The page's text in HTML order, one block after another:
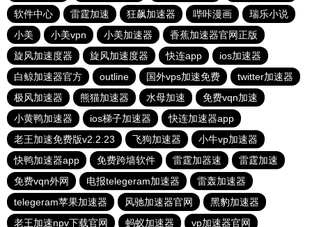
软件中心
雷霆加速 狂飙加速器 哔咔漫画
瑞乐小说
小美
小美vpn 小美加速器
香蕉加速器官网正版
旋风加速度器
旋风加速度器 快连app
ios加速器
白鲸加速器官方
outline 国外vps加速免费
twitter加速器
极风加速器
熊猫加速器 水母加速
免费vqn加速
小黄鸭加速器
ios梯子加速器
快连加速器app
老王加速免费版v2.2.23
飞狗加速器
小牛vp加速器
快鸭加速器app
免费跨墙软件 雷霆加器速
雷霆加速
免费vqn外网
电报telegeram加速器
雷轰加速器
telegeram苹果加速器
风驰加速器官网
黑豹加速器
老王加速npv下载官网
蚂蚁加速器 vp加速器官网